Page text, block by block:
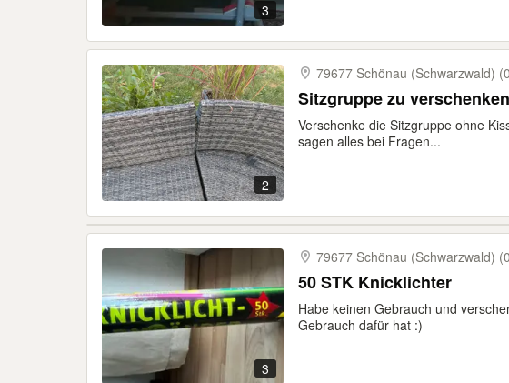
3
2
79677 Schönau (Schwarzwald)
Sitzgruppe zu verschenken
Verschenke die Sitzgruppe ohne
sagen alles bei Fragen...
3
79677 Schönau (Schwarzwald)
50 STK Knicklichter
Habe keinen Gebrauch und
Gebrauch dafür hat :)